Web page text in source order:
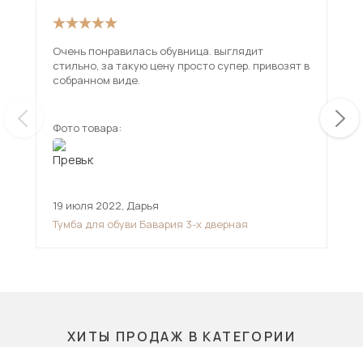
Очень понравилась обувница. выглядит
стильно, за такую цену просто супер. привозят в
собранном виде.
Фото товара:
19 июля 2022, Дарья
Тумба для обуви Бавария 3-х дверная
ХИТЫ ПРОДАЖ В КАТЕГОРИИ